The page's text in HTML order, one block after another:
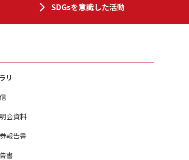
SDGsを意識した活動
リ
会資料
報告書
書